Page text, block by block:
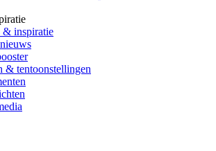
& inspiratie
& tentoonstellingen